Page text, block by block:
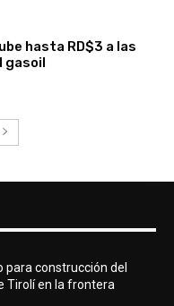
hasta RD$3 a las
gasoil
para construcción del
Tirolí en la frontera